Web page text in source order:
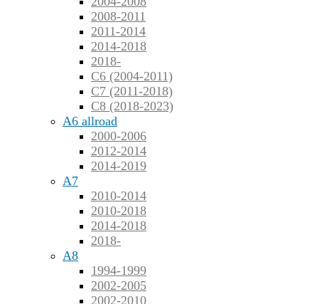
2008-2011
2011-2014
2014-2018
2018-
C6 (2004-2011)
C7 (2011-2018)
C8 (2018-2023)
A6 allroad
2000-2006
2012-2014
2014-2019
A7
2010-2014
2010-2018
2014-2018
2018-
A8
1994-1999
2002-2005
2002-2010